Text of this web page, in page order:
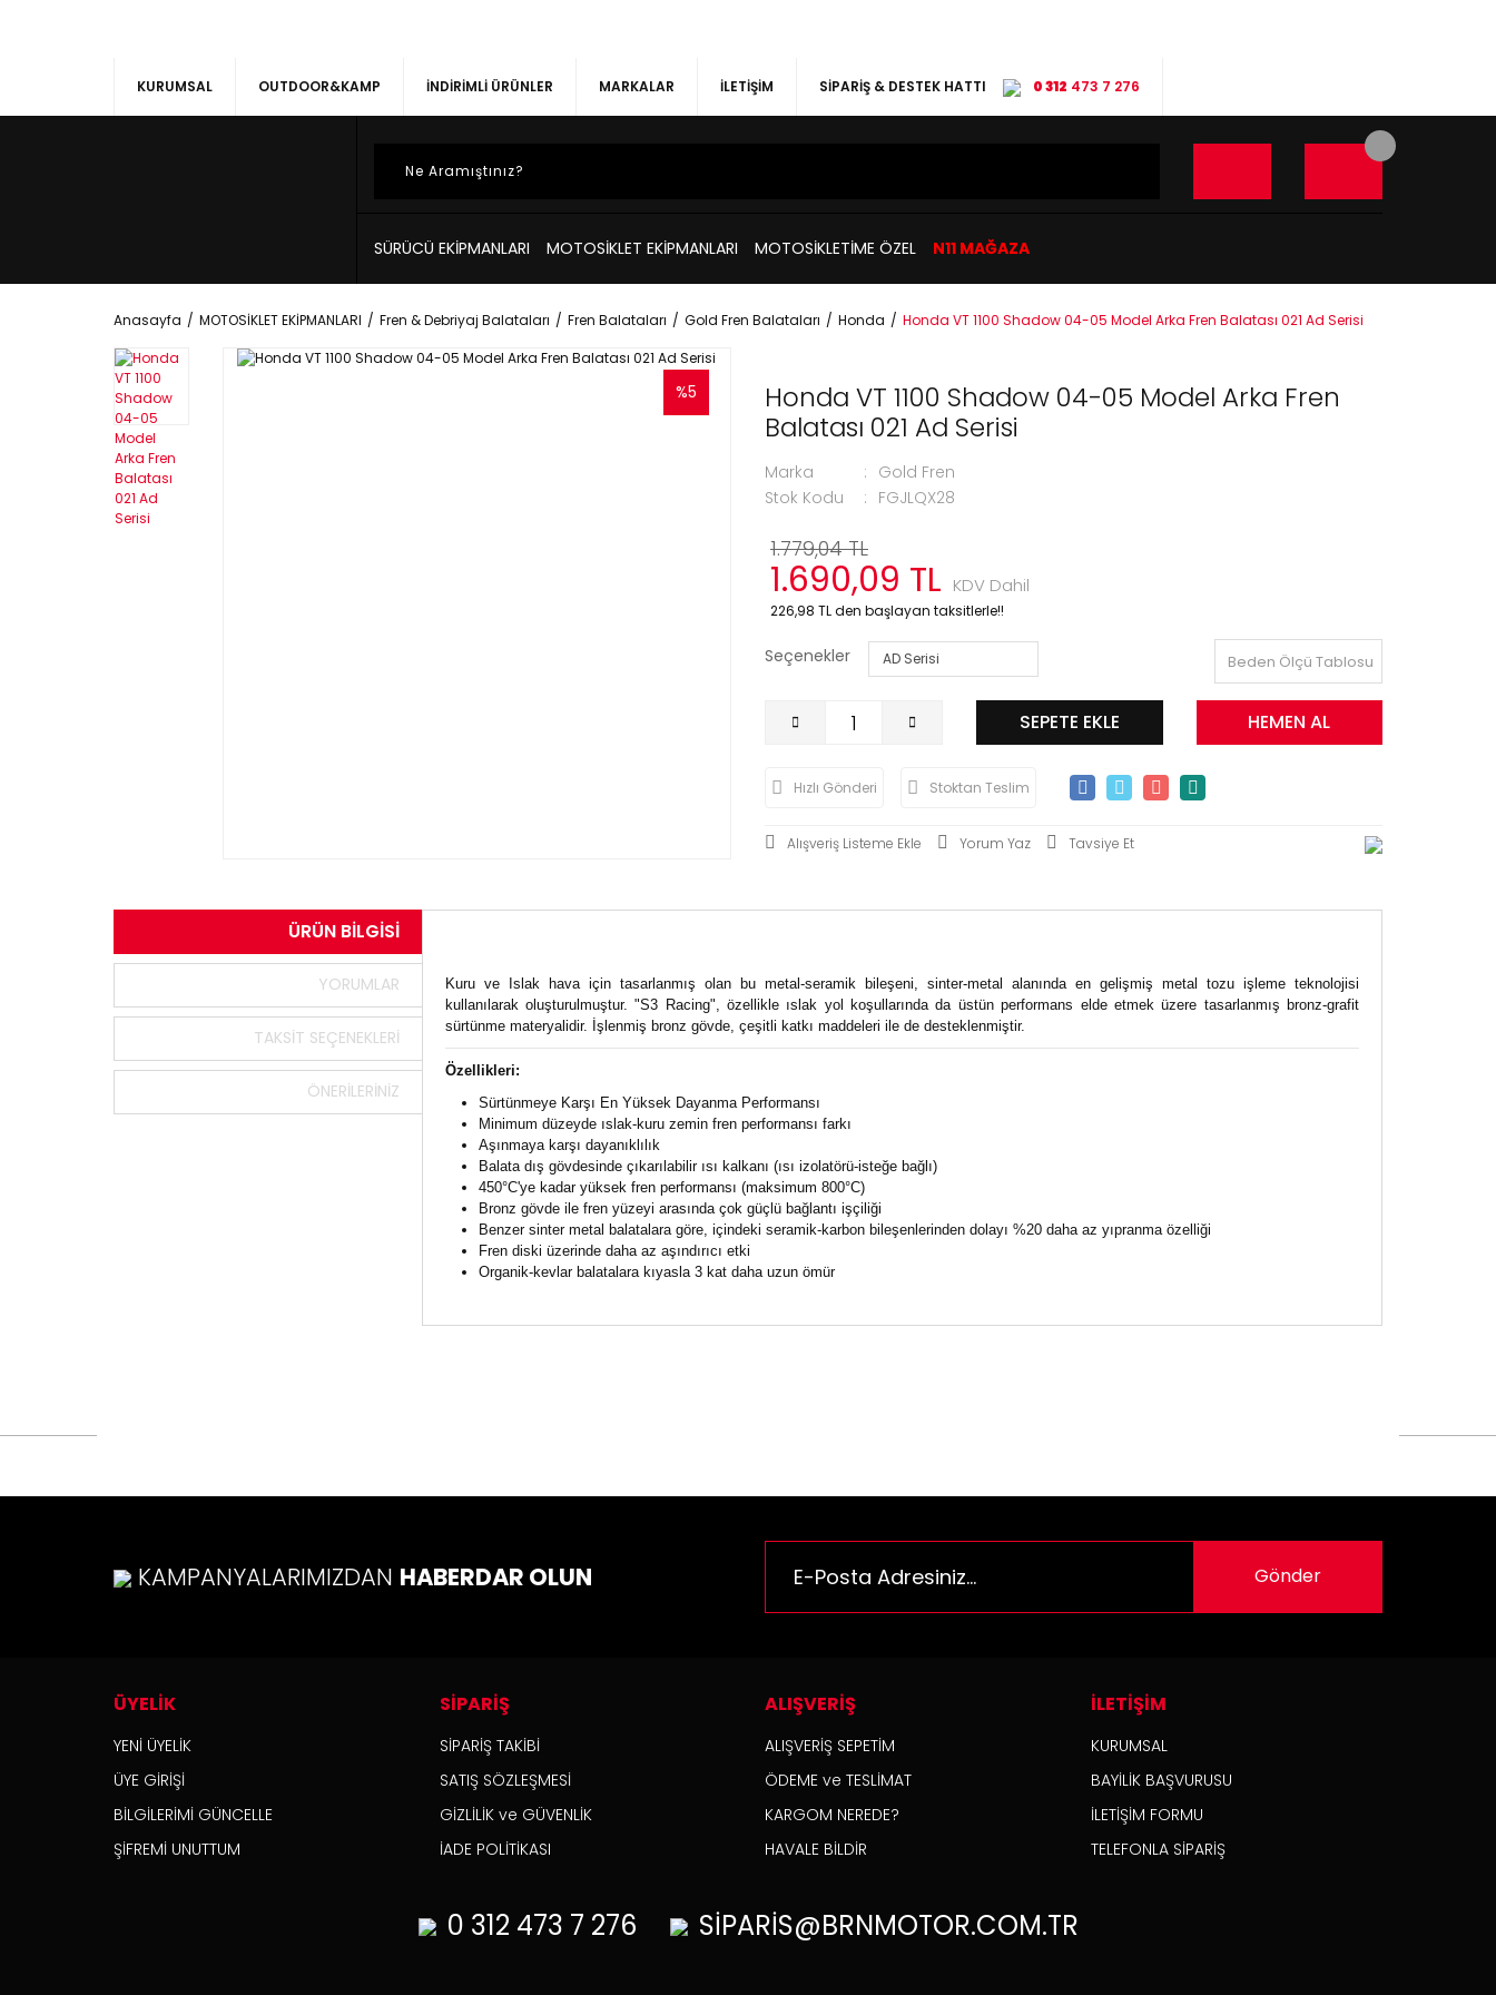
KURUMSAL OUTDOOR&KAMP İNDİRİMLİ ÜRÜNLER MARKALAR İLETİŞİM SİPARİŞ & DESTEK HATTI 0 312 473 7 276
SÜRÜCÜ EKİPMANLARI MOTOSİKLET EKİPMANLARI MOTOSİKLETİME ÖZEL N11 MAĞAZA
Anasayfa MOTOSİKLET EKİPMANLARI Fren & Debriyaj Balataları Fren Balataları Gold Fren Balataları Honda Honda VT 1100 Shadow 04-05 Model Arka Fren Balatası 021 Ad Serisi
%5
Honda VT 1100 Shadow 04-05 Model Arka Fren
Balatası 021 Ad Serisi
Marka
Gold Fren
Stok Kodu
FGJLQX28
1.779,04 TL
1.690,09 TL KDV Dahil
226,98 TL den başlayan taksitlerle!!
Seçenekler Beden Ölçü Tablosu
SEPETE EKLE HEMEN AL
Hızlı Gönderi Stoktan Teslim
Yorum Yaz Tavsiye Et
ÜRÜN BILGISI
YORUMLAR
TAKSIT SEÇENEKLERI
ÖNERILERINIZ
Kuru ve Islak hava için tasarlanmış olan bu metal-seramik bileşeni, sinter-metal alanında en gelişmiş metal tozu işleme teknolojisi
kullanılarak oluşturulmuştur. "S3 Racing", özellikle ıslak yol koşullarında da üstün performans elde etmek üzere tasarlanmış bronz-grafit
sürtünme materyalidir. İşlenmiş bronz gövde, çeşitli katkı maddeleri ile de desteklenmiştir.
Özellikleri:
Sürtünmeye Karşı En Yüksek Dayanma Performansı
Minimum düzeyde ıslak-kuru zemin fren performansı farkı
Aşınmaya karşı dayanıklılık
Balata dış gövdesinde çıkarılabilir ısı kalkanı (ısı izolatörü-isteğe bağlı)
450°C'ye kadar yüksek fren performansı (maksimum 800°C)
Bronz gövde ile fren yüzeyi arasında çok güçlü bağlantı işçiliği
Benzer sinter metal balatalara göre, içindeki seramik-karbon bileşenlerinden dolayı %20 daha az yıpranma özelliği
Fren diski üzerinde daha az aşındırıcı etki
Organik-kevlar balatalara kıyasla 3 kat daha uzun ömür
Bu ürüne benzer farklı alternatifler olmalı.
KAMPANYALARIMIZDAN HABERDAR OLUN Gönder
ÜYELİK
YENİ ÜYELİK
ÜYE GİRİŞİ
BİLGİLERİMİ GÜNCELLE
ŞİFREMİ UNUTTUM
SİPARİŞ
SİPARİŞ TAKİBİ
SATIŞ SÖZLEŞMESİ
GİZLİLİK ve GÜVENLİK
İADE POLİTİKASI
ALIŞVERİŞ
ALIŞVERİŞ SEPETİM
ÖDEME ve TESLİMAT
KARGOM NEREDE?
HAVALE BİLDİR
İLETİŞİM
KURUMSAL
BAYİLİK BAŞVURUSU
İLETİŞİM FORMU
TELEFONLA SİPARİŞ
0 312 473 7 276 SİPARİS@BRNMOTOR.COM.TR